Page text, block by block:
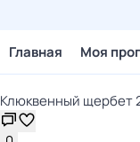
Главная Моя
Клюквенный щербет